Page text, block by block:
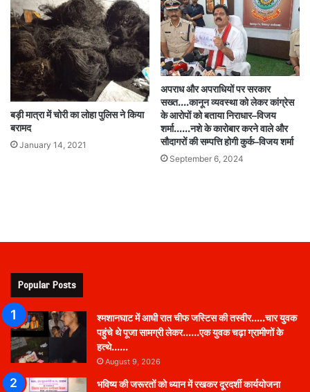
बड़ी मात्रा में चोरी का लोहा पुलिस ने किया
बरामद
January 14, 2021
अपराध और अपराधियों पर सरकार
सख्त….कानून व्यवस्था को लेकर कांग्रेस
के आरोपों को बताया निराधार–विजय
शर्मा……नशे के कारोबार करने वाले और
सौदागरों की सम्पत्ति होगी कुर्क–विजय शर्मा
September 6, 2024
Popular Posts
श्मशानघाट में आधी रात चीफ जस्टिस की तस्वीर…..चार युवक
पहुंचे थे पूजा सामग्री लेकर……एक युवक चढ़ा ग्रामीणों के
हत्थे……
August 9, 2026
भविष्य की जरूरतों को ध्यान में रखकर दूरदर्शी कार्ययोजना